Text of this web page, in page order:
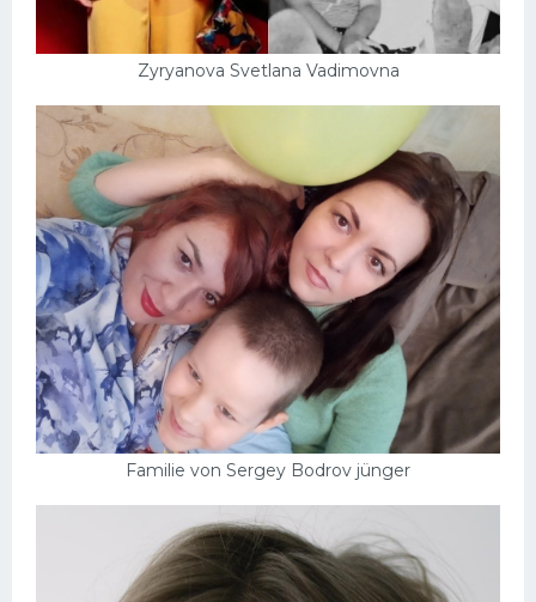
Zyryanova Svetlana Vadimovna
Familie von Sergey Bodrov jünger